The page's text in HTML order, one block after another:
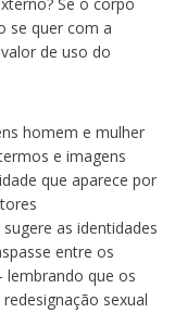
se quer com a
de uso do
homem e mulher
e imagens
que aparece por
as identidades
entre os
lembrando que os
sexual